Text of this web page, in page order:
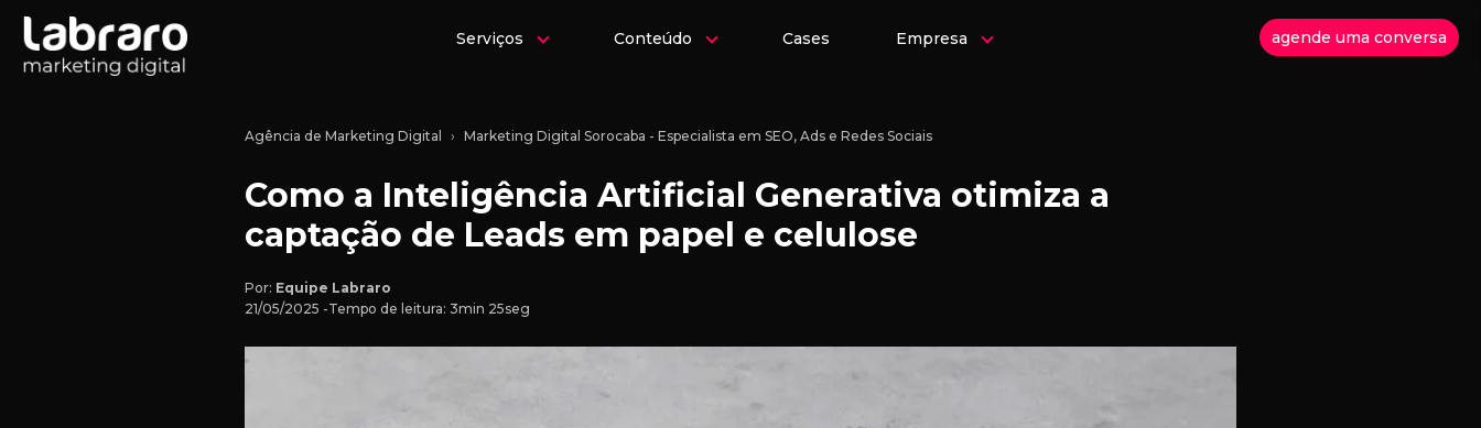
Serviços Conteúdo Cases Empresa agende uma conversa
Agência de Marketing Digital Marketing Digital Sorocaba - Especialista em SEO, Ads e Redes Sociais
Como a Inteligência Artificial Generativa otimiza a
captação de Leads em papel e celulose
Por: Equipe Labraro
21/05/2025 -Tempo de leitura: 3min 25seg